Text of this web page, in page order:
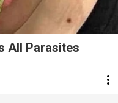
All Parasites